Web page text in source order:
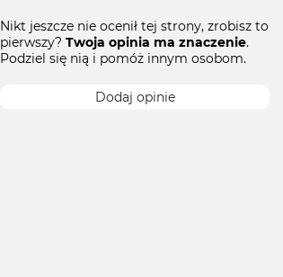
Nikt jeszcze nie ocenił tej strony, zrobisz to
pierwszy? Twoja opinia ma znaczenie.
Podziel się nią i pomóż innym osobom.
Dodaj opinie